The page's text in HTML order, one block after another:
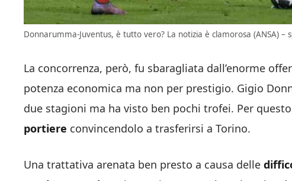
Donnarumma-Juventus, è tutto vero? La notizia è clamorosa (ANSA) –
La concorrenza, però, fu sbaragliata dall’enorme
potenza economica ma non per prestigio. Gigio
due stagioni ma ha visto ben pochi trofei. Per questo
portiere convincendolo a trasferirsi a Torino.
Una trattativa arenata ben presto a causa delle